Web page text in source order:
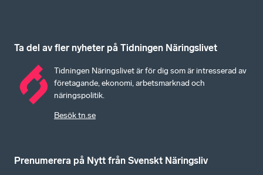
Ta del av fler nyheter på Tidningen Näringslivet
Tidningen Näringslivet är för dig som är intresserad av
företagande, ekonomi, arbetsmarknad och
näringspolitik.
Besök tn.se
Prenumerera på Nytt från Svenskt Näringsliv